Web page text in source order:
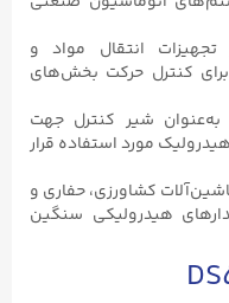
تجهیزات انتقال مواد و
کنترل حرکت بخش‌های
به‌عنوان شیر کنترل جهت
مورد استفاده قرار
کشاورزی، حفاری و
هیدرولیکی سنگین